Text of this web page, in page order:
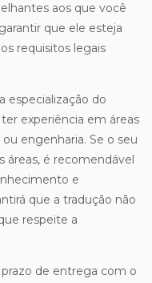
aos que você
que ele esteja
requisitos legais
especialização do
experiência em áreas
engenharia. Se o seu
áreas, é recomendável
e
que a tradução não
respeite a
de entrega com o